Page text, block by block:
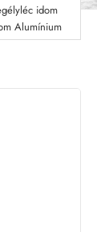
idom
Alumínium